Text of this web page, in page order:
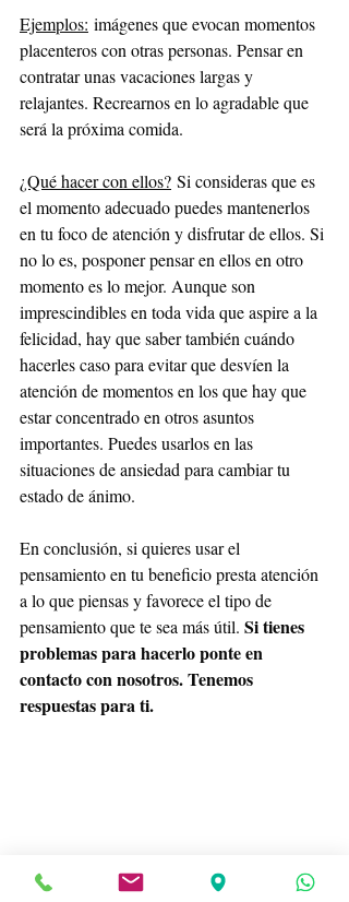
Ejemplos: imágenes que evocan momentos
placenteros con otras personas. Pensar en
contratar unas vacaciones largas y
relajantes. Recrearnos en lo agradable que
será la próxima comida.
¿Qué hacer con ellos? Si consideras que es
el momento adecuado puedes mantenerlos
en tu foco de atención y disfrutar de ellos. Si
no lo es, posponer pensar en ellos en otro
momento es lo mejor. Aunque son
imprescindibles en toda vida que aspire a la
felicidad, hay que saber también cuándo
hacerles caso para evitar que desvíen la
atención de momentos en los que hay que
estar concentrado en otros asuntos
importantes. Puedes usarlos en las
situaciones de ansiedad para cambiar tu
estado de ánimo.
En conclusión, si quieres usar el
pensamiento en tu beneficio presta atención
a lo que piensas y favorece el tipo de
pensamiento que te sea más útil. Si tienes
problemas para hacerlo ponte en
contacto con nosotros. Tenemos
respuestas para ti.